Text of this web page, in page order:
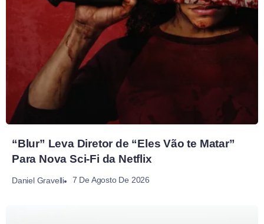
“Blur” Leva Diretor de “Eles Vão te Matar”
Para Nova Sci-Fi da Netflix
Daniel Gravelli 7 De Agosto De 2026